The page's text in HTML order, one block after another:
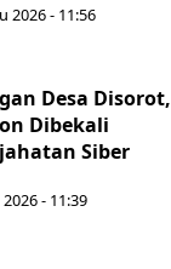
2026 - 11:56
Desa Disorot,
Dibekali
Siber
- 11:39